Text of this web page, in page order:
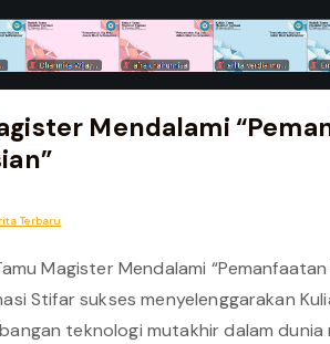
Mendalami
Terbaru
Magister Mendalami
Stifar sukses menyelenggarakan
teknologi mutakhir dalam